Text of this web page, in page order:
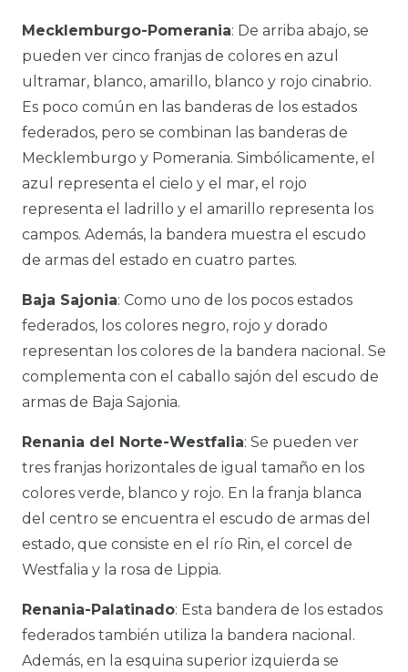
Mecklemburgo-Pomerania: De arriba abajo, se
pueden ver cinco franjas de colores en azul
ultramar, blanco, amarillo, blanco y rojo cinabrio.
Es poco común en las banderas de los estados
federados, pero se combinan las banderas de
Mecklemburgo y Pomerania. Simbólicamente, el
azul representa el cielo y el mar, el rojo
representa el ladrillo y el amarillo representa los
campos. Además, la bandera muestra el escudo
de armas del estado en cuatro partes.
Baja Sajonia: Como uno de los pocos estados
federados, los colores negro, rojo y dorado
representan los colores de la bandera nacional. Se
complementa con el caballo sajón del escudo de
armas de Baja Sajonia.
Renania del Norte-Westfalia: Se pueden ver
tres franjas horizontales de igual tamaño en los
colores verde, blanco y rojo. En la franja blanca
del centro se encuentra el escudo de armas del
estado, que consiste en el río Rin, el corcel de
Westfalia y la rosa de Lippia.
Renania-Palatinado: Esta bandera de los estados
federados también utiliza la bandera nacional.
Además, en la esquina superior izquierda se